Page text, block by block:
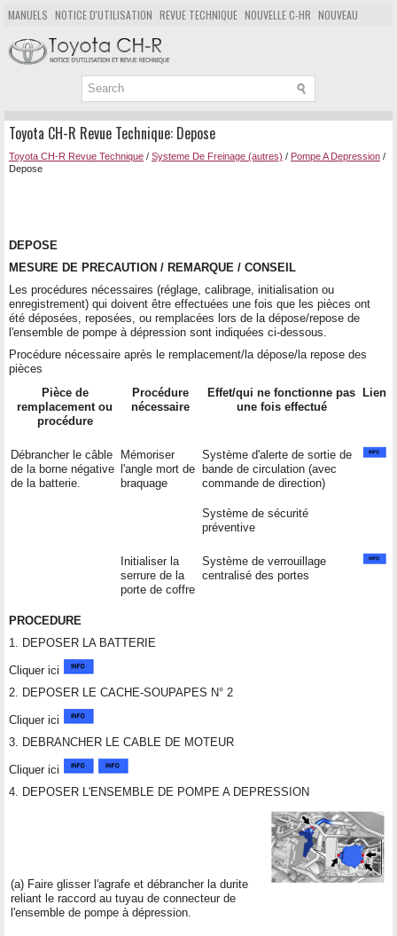
MANUELS NOTICE D'UTILISATION REVUE TECHNIQUE NOUVELLE C-HR NOUVEAU
POPULAIRE
PLAN DU SITE CHERCHER
Toyota CH-R Revue Technique: Depose
Toyota CH-R Revue Technique / Systeme De Freinage (autres) / Pompe A Depression /
Depose
DEPOSE
MESURE DE PRECAUTION / REMARQUE / CONSEIL
Les procédures nécessaires (réglage, calibrage, initialisation ou
enregistrement) qui doivent être effectuées une fois que les pièces ont
été déposées, reposées, ou remplacées lors de la dépose/repose de
l'ensemble de pompe à dépression sont indiquées ci-dessous.
Procédure nécessaire après le remplacement/la dépose/la repose des
pièces
Pièce de
remplacement ou
procédure
Procédure
nécessaire
Effet/qui ne fonctionne pas
une fois effectué
Lien
Débrancher le câble
de la borne négative
de la batterie.
Mémoriser
l'angle mort de
braquage
Système d'alerte de sortie de
bande de circulation (avec
commande de direction)
Système de sécurité
préventive
Initialiser la
serrure de la
porte de coffre
Système de verrouillage
centralisé des portes
PROCEDURE
1. DEPOSER LA BATTERIE
Cliquer ici
2. DEPOSER LE CACHE-SOUPAPES N° 2
Cliquer ici
3. DEBRANCHER LE CABLE DE MOTEUR
Cliquer ici
4. DEPOSER L'ENSEMBLE DE POMPE A DEPRESSION
(a) Faire glisser l'agrafe et débrancher la durite
reliant le raccord au tuyau de connecteur de
l'ensemble de pompe à dépression.